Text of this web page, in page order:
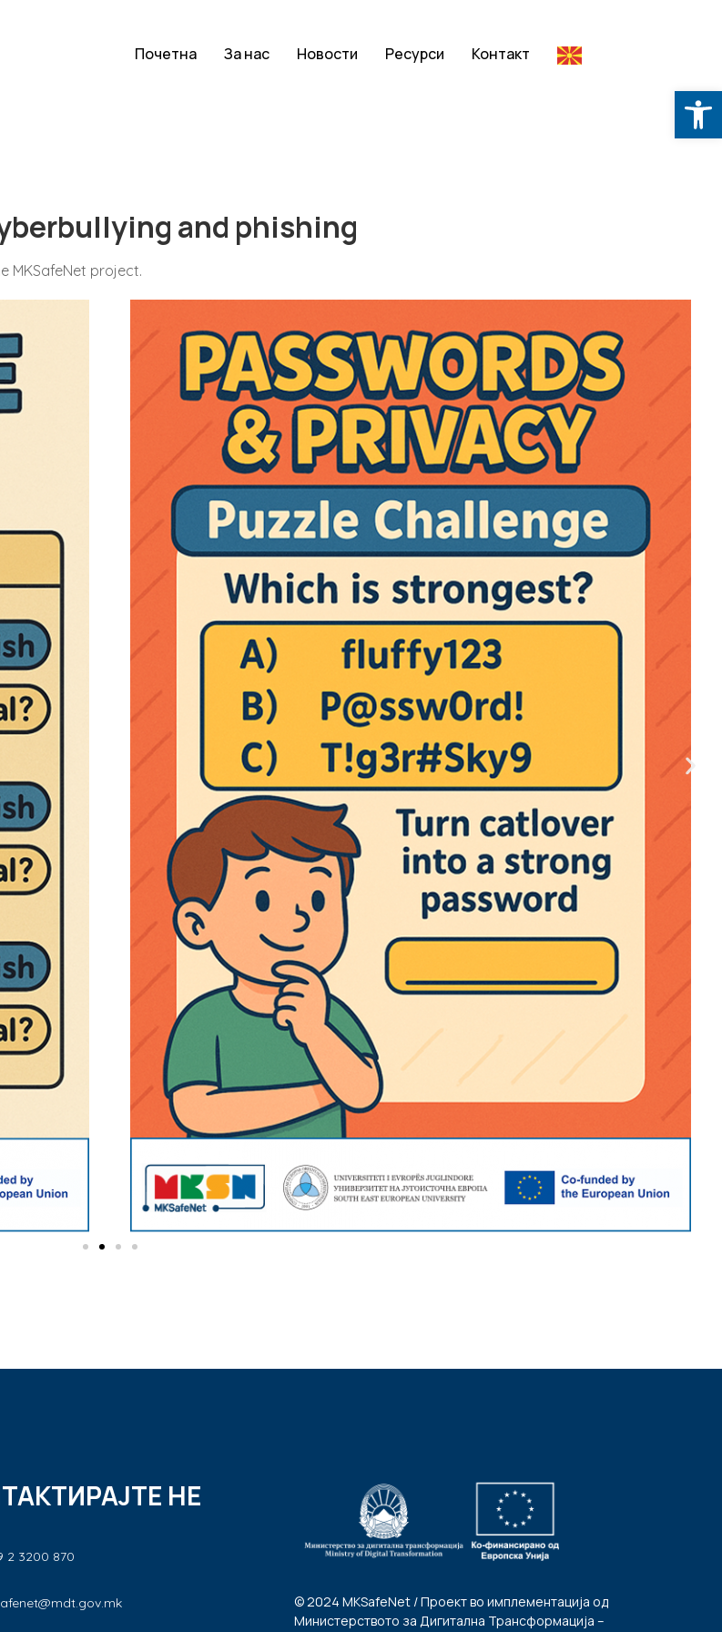
Почетна За нас Новости Ресурси Контакт
and phishing
MKSafeNet project.
НЕ
2 3200 870
© 2024 MKSafeNet / Проект во имплементација од
Министерството за Дигитална Трансформација –